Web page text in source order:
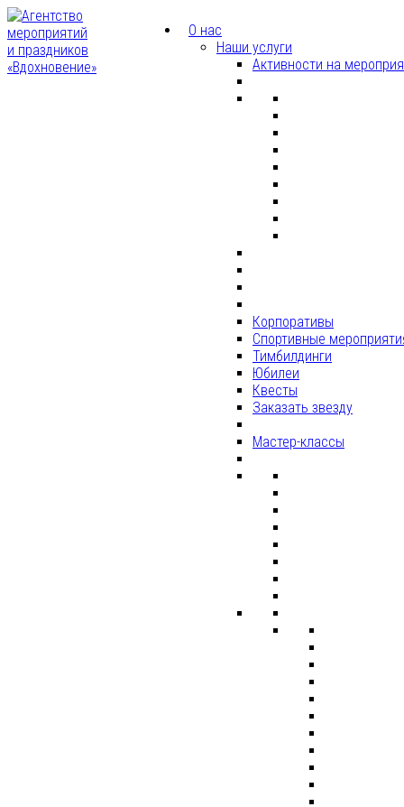
О нас
Наши услуги
Активности на
Корпоративы
Спортивные
Тимбилдинги
Юбилеи
Квесты
Заказать звезду
Мастер-классы